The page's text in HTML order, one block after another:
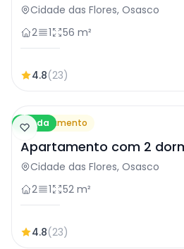
Osasco
Cidade das Flores, Osasco
2
1 56 m²
4.8(23)
Venda
Apartamento
Apartamento com 2
Osasco
Cidade das Flores, Osasco
2
1 52 m²
4.8(23)